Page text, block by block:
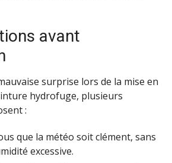
avant
surprise lors de la mise en
hydrofuge, plusieurs
:
que la météo soit clément, sans
excessive.